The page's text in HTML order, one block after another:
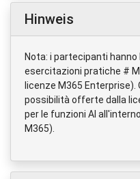
Hinweis
Nota: i partecipanti
esercitazioni pratiche #
licenze M365
possibilità offerte dalla
per le funzioni AI
M365).